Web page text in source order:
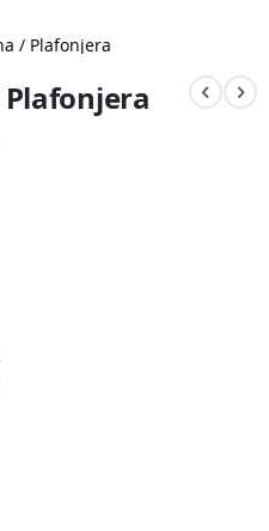
/ Plafonjera
Plafonjera